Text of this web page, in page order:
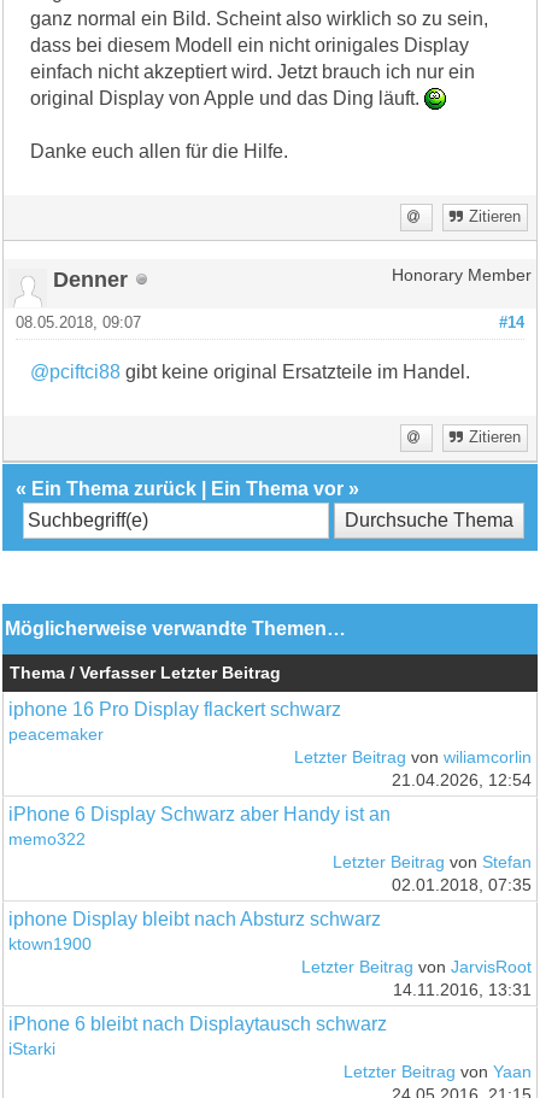
ganz normal ein Bild. Scheint also wirklich so zu sein,
dass bei diesem Modell ein nicht orinigales Display
einfach nicht akzeptiert wird. Jetzt brauch ich nur ein
original Display von Apple und das Ding läuft.
Danke euch allen für die Hilfe.
Zitieren
Denner Honorary Member
#14
08.05.2018, 09:07
@pciftci88 gibt keine original Ersatzteile im Handel.
Zitieren
« Ein Thema zurück Ein Thema vor »
Möglicherweise verwandte Themen…
Thema / Verfasser Letzter Beitrag
iphone 16 Pro Display flackert schwarz
peacemaker
Letzter Beitrag von wiliamcorlin
21.04.2026, 12:54
iPhone 6 Display Schwarz aber Handy ist an
memo322
Letzter Beitrag von Stefan
02.01.2018, 07:35
iphone Display bleibt nach Absturz schwarz
ktown1900
Letzter Beitrag von JarvisRoot
14.11.2016, 13:31
iPhone 6 bleibt nach Displaytausch schwarz
iStarki
Letzter Beitrag von Yaan
24.05.2016, 21:15